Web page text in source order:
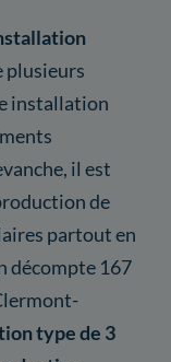
plusieurs
installation
il est
de
partout en
décompte 167
type de 3